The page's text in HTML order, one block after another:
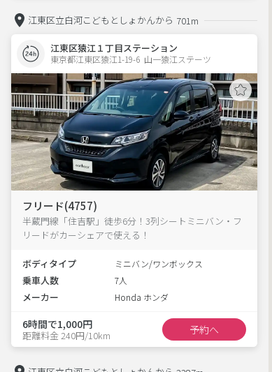
江東区立白河こどもとしょかんから 701m
江東区猿江１丁目ステーション
東京都江東区猿江1-19-6  山一猿江ステーツ
フリード(4757)
半蔵門線「住吉駅」徒歩6分！3列シートミニバン・フ
リードがカーシェアで使える！
ボディタイプ ミニバン/ワンボックス
乗車人数 7人
メーカー Honda ホンダ
6時間で1,000円
距離料金 240円/10km 予約へ